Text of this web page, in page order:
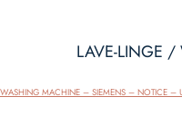
LAVE-LINGE
WASHING MACHINE – SIEMENS – NOTICE –